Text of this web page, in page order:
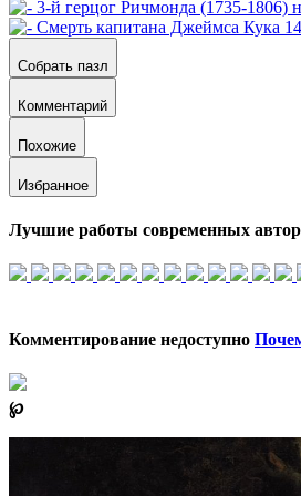
Собрать пазл
Комментарий
Похожие
Избранное
Лучшие работы современных
Комментирование недоступно
℘